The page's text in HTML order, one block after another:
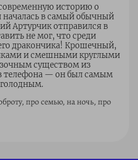
историю о
началась в самый обычный
Артурчик отправился в
не мог, что среди
дракончика! Крошечный,
и смешными круглыми
существом из
телефона — он был самым
про семью, на ночь, про